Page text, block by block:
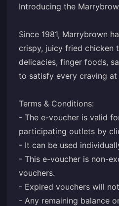
Introducing the
Since 1981, Marrybrown
crispy, juicy fried chicken
delicacies, finger foods,
to satisfy every craving at
Terms & Conditions:
- The e-voucher is valid
participating outlets by
- It can be used
- This e-voucher is non-
vouchers.
- Expired vouchers will
- Any remaining balance